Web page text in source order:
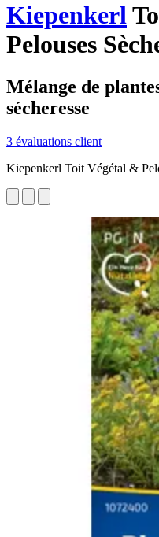
Kiepenkerl
Pelouses
Mélange de
sécheresse
3 évaluations client
Kiepenkerl Toit Végétal &